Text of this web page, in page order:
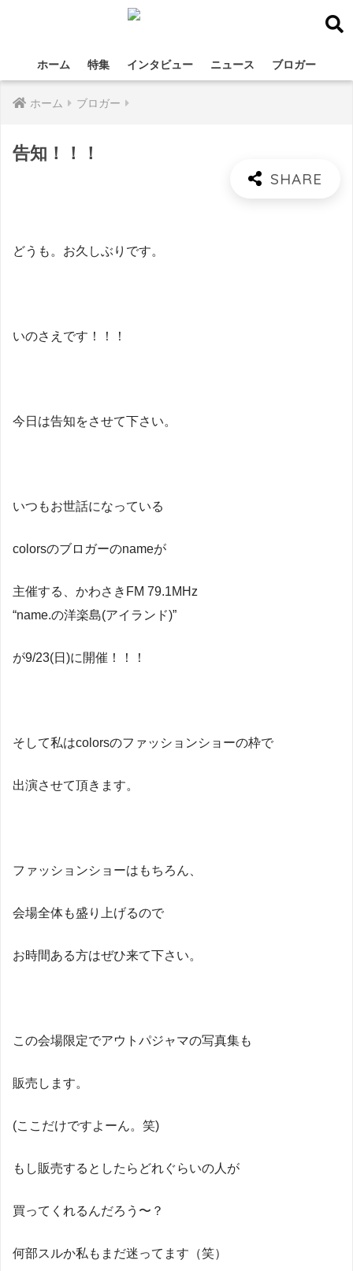
ホーム 特集 インタビュー ニュース ブロガー
ホーム ブロガー
告知！！！
どうも。お久しぶりです。
いのさえです！！！
今日は告知をさせて下さい。
いつもお世話になっている
colorsのブロガーのnameが
主催する、かわさきFM 79.1MHz
“name.の洋楽島(アイランド)”
が9/23(日)に開催！！！
そして私はcolorsのファッションショーの枠で
出演させて頂きます。
ファッションショーはもちろん、
会場全体も盛り上げるので
お時間ある方はぜひ来て下さい。
この会場限定でアウトパジャマの写真集も
販売します。
(ここだけですよーん。笑)
もし販売するとしたらどれぐらいの人が
買ってくれるんだろう〜？
何部スルか私もまだ迷ってます（笑）